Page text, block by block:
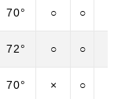
70° ○ ○
72° ○ ○
70° × ○